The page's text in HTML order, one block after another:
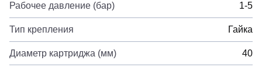
Рабочее давление (бар) 1-5
Тип крепления Гайка
Диаметр картриджа (мм) 40